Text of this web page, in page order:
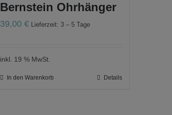
Bernstein Ohrhänger
39,00€ Lieferzeit: 3 – 5 Tage
inkl. 19 % MwSt.
In den Warenkorb Details